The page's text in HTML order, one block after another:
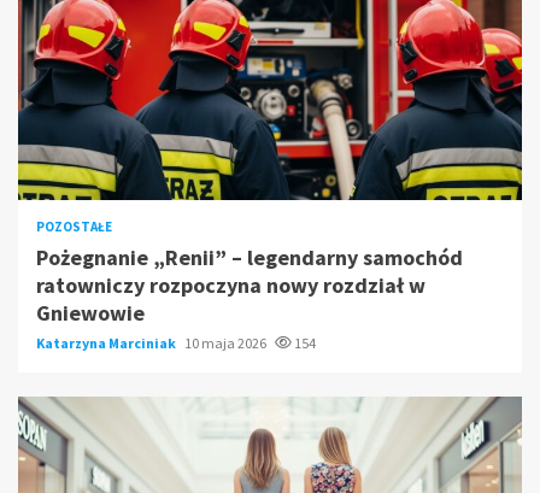
POZOSTAŁE
Pożegnanie „Renii” – legendarny samochód
ratowniczy rozpoczyna nowy rozdział w
Gniewowie
Katarzyna Marciniak 10 maja 2026 154